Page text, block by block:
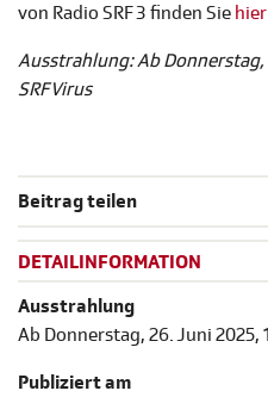
von Radio SRF 3 finden Sie hier
Ausstrahlung: Ab Donnerstag,
SRF Virus
Beitrag teilen
DETAILINFORMATION
Ausstrahlung
Ab Donnerstag, 26. Juni 2025,
Publiziert am